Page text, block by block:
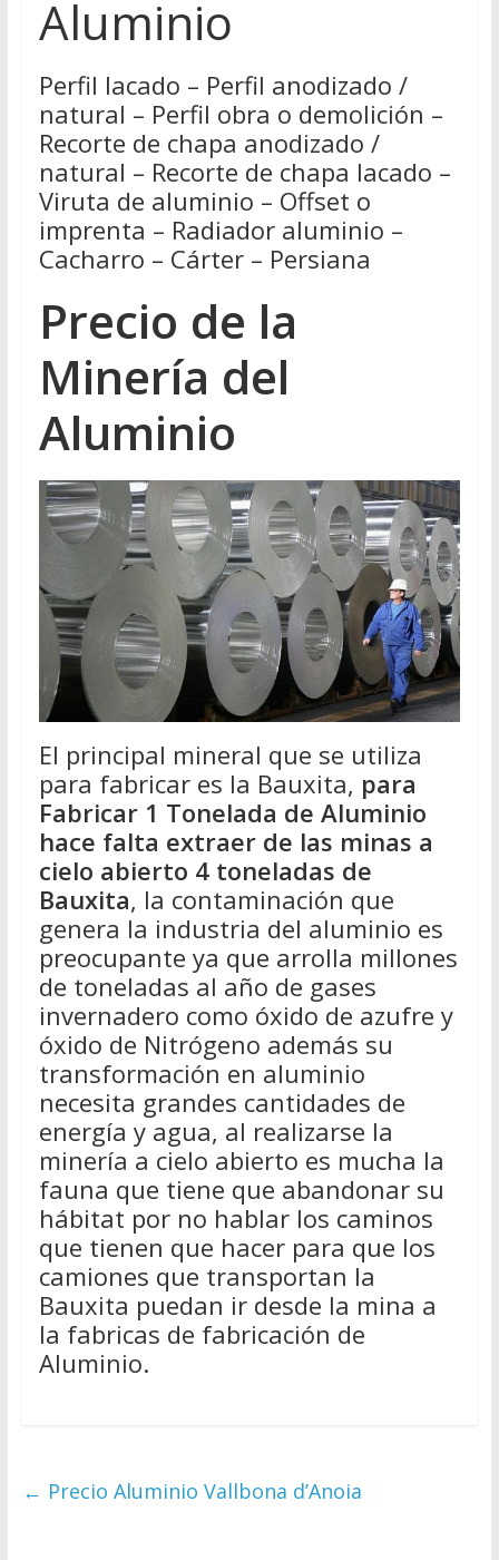
Aluminio
Perfil lacado – Perfil anodizado /
natural – Perfil obra o demolición –
Recorte de chapa anodizado /
natural – Recorte de chapa lacado –
Viruta de aluminio – Offset o
imprenta – Radiador aluminio –
Cacharro – Cárter – Persiana
Precio de la
Minería del
Aluminio
El principal mineral que se utiliza
para fabricar es la Bauxita, para
Fabricar 1 Tonelada de Aluminio
hace falta extraer de las minas a
cielo abierto 4 toneladas de
Bauxita, la contaminación que
genera la industria del aluminio es
preocupante ya que arrolla millones
de toneladas al año de gases
invernadero como óxido de azufre y
óxido de Nitrógeno además su
transformación en aluminio
necesita grandes cantidades de
energía y agua, al realizarse la
minería a cielo abierto es mucha la
fauna que tiene que abandonar su
hábitat por no hablar los caminos
que tienen que hacer para que los
camiones que transportan la
Bauxita puedan ir desde la mina a
la fabricas de fabricación de
Aluminio.
← Precio Aluminio Vallbona d’Anoia